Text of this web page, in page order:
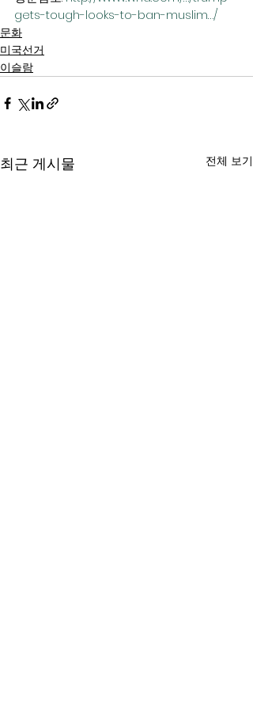
gets-tough-looks-to-ban-muslim…/
문화
미국선거
이슬람
최근 게시물 전체 보기